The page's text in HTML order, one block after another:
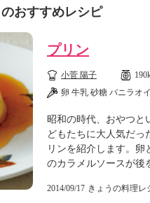
おすすめレシピ
プリン
小菅 陽子
卵 牛乳 砂糖 バニラオ
昭和の時代、おやつと
どもたちに大人気だっ
リンを紹介します。卵
のカラメルソースが後
2014/09/17 きょうの料理レ